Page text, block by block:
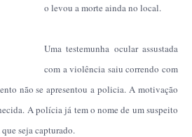
o levou a morte ainda no local.
Uma testemunha ocular assustada
com a violência saiu correndo com
não se apresentou a policia. A motivação
A polícia já tem o nome de um suspeito
seja capturado.